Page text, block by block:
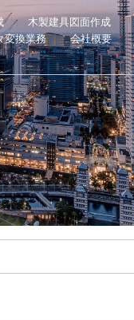
木製建具図面作成
変換業務 会社概要